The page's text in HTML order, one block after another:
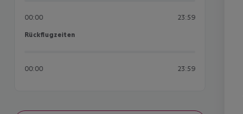
00:00 23:59
Rückflugzeiten
Rückflugzeiten
00:00 23:59